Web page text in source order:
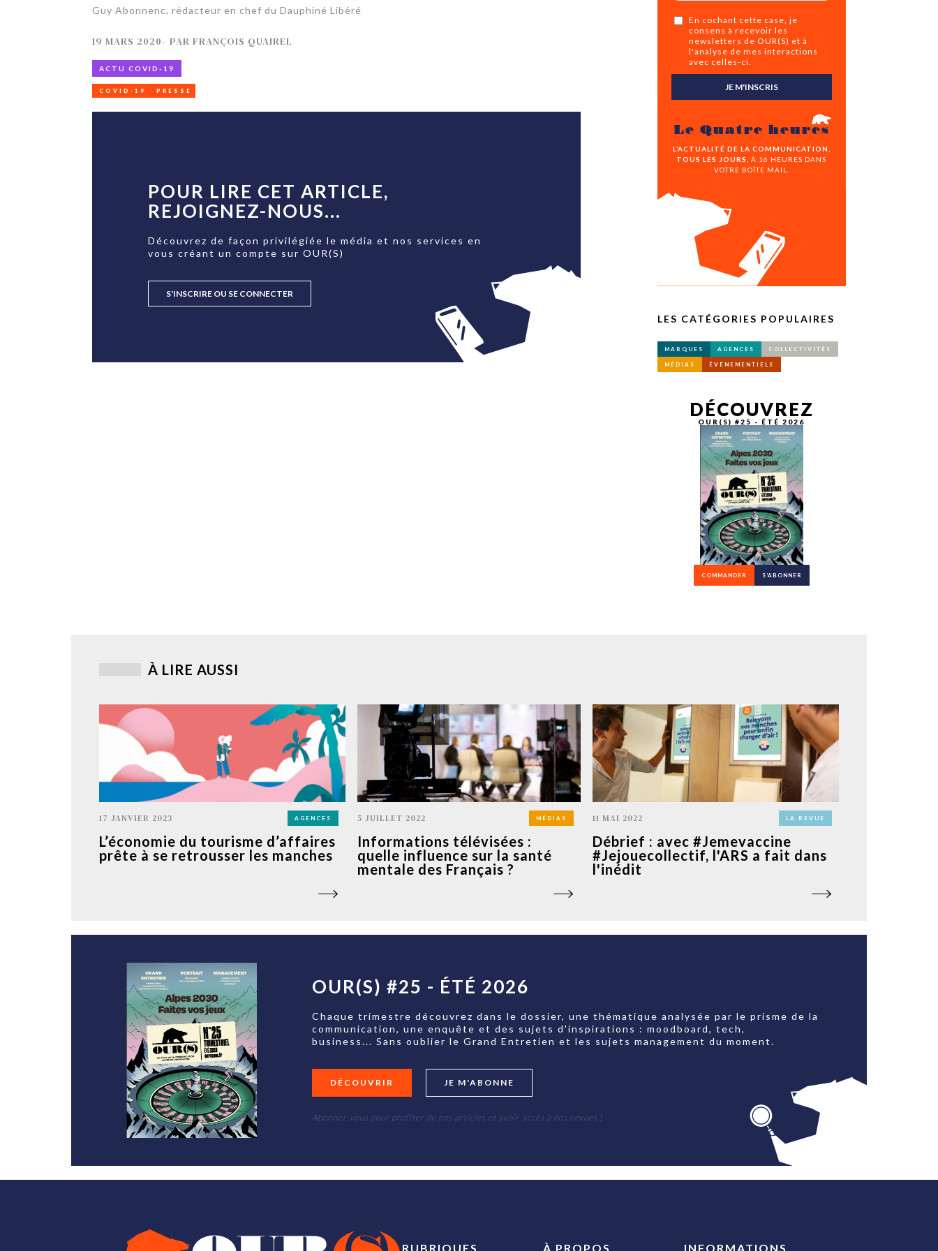
Guy Abonnenc, rédacteur en chef du Dauphiné Libéré
19 MARS 2020- PARFRANÇOIS QUAIREL
ACTU COVID-19
COVID-19 PRESSE
POUR LIRE CET ARTICLE,
REJOIGNEZ-NOUS...
Découvrez de façon privilégiée le média et nos services en
vous créant un compte sur OUR(S)
S'INSCRIRE OU SE CONNECTER
En cochant cette case, je
consens à recevoir les
newsletters de OUR(S) et à
l'analyse de mes interactions
avec celles-ci.
JE M'INSCRIS
Le Quatre heures
L’ACTUALITÉ DE LA COMMUNICATION,
TOUS LES JOURS,
À 16 HEURES DANS
VOTRE BOÎTE MAIL.
LES CATÉGORIES POPULAIRES
MARQUES AGENCES COLLECTIVITÉS
MÉDIAS ÉVÉNEMENTIELS
DÉCOUVREZ
OUR(S) #25 - ÉTÉ 2026
COMMANDER S’ABONNER
À LIRE AUSSI
17 JANVIER 2023 AGENCES
L’économie du tourisme d’affaires
prête à se retrousser les manches
5 JUILLET 2022 MÉDIAS
Informations télévisées :
quelle influence sur la santé
mentale des Français ?
11 MAI 2022 LA REVUE
Débrief : avec #Jemevaccine
#Jejouecollectif, l'ARS a fait dans
l'inédit
OUR(S) #25 - ÉTÉ 2026
Chaque trimestre découvrez dans le dossier, une thématique analysée par le prisme de la
communication, une enquête et des sujets d'inspirations : moodboard, tech,
business... Sans oublier le Grand Entretien et les sujets management du moment.
DÉCOUVRIR JE M'ABONNE
Abonnez-vous pour profiter de nos articles et avoir accès à nos revues !
RUBRIQUES À PROPOS INFORMATIONS